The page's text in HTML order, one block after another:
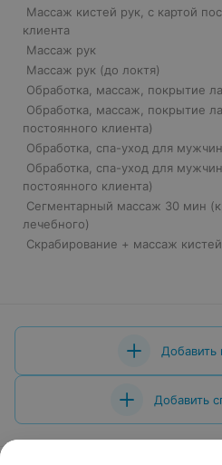
Массаж кистей рук, с картой
клиента
Массаж рук
Массаж рук (до локтя)
Обработка, массаж, покрытие
Обработка, массаж, покрытие
постоянного клиента)
Обработка, спа-уход для мужчин
Обработка, спа-уход для
постоянного клиента)
Сегментарный массаж 30 мин
лечебного)
Скрабирование + массаж
Добавить